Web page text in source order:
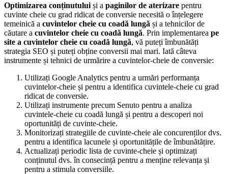
Optimizarea conținutului și a paginilor de aterizare pentru
cuvinte cheie cu grad ridicat de conversie necesită o înțelegere
temeinică a cuvintelor cheie cu coadă lungă și a tehnicilor de
căutare a cuvintelor cheie cu coadă lungă. Prin implementarea pe
site a cuvintelor cheie cu coadă lungă, vă puteți îmbunătăți
strategia SEO și puteți obține conversii mai mari. Iată câteva
instrumente și tehnici de urmărire a cuvintelor-cheie de conversie:
Utilizați Google Analytics pentru a urmări performanța
cuvintelor-cheie și pentru a identifica cuvintele-cheie cu grad
ridicat de conversie.
Utilizați instrumente precum Senuto pentru a analiza
cuvintele-cheie cu coadă lungă și pentru a descoperi noi
oportunități de cuvinte-cheie.
Monitorizați strategiile de cuvinte-cheie ale concurenților dvs.
pentru a identifica lacunele și oportunitățile de îmbunătățire.
Actualizați periodic lista de cuvinte-cheie și optimizați
conținutul dvs. în consecință pentru a menține relevanța și
pentru a stimula conversiile.